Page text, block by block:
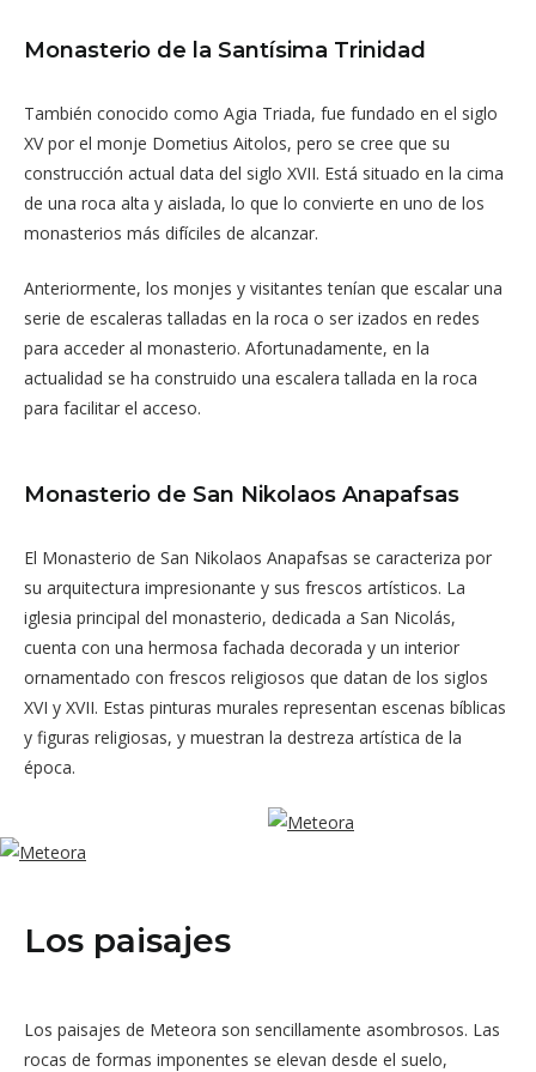
Monasterio de la Santísima Trinidad
También conocido como Agia Triada, fue fundado en el siglo
XV por el monje Dometius Aitolos, pero se cree que su
construcción actual data del siglo XVII. Está situado en la cima
de una roca alta y aislada, lo que lo convierte en uno de los
monasterios más difíciles de alcanzar.
Anteriormente, los monjes y visitantes tenían que escalar una
serie de escaleras talladas en la roca o ser izados en redes
para acceder al monasterio. Afortunadamente, en la
actualidad se ha construido una escalera tallada en la roca
para facilitar el acceso.
Monasterio de San Nikolaos Anapafsas
El Monasterio de San Nikolaos Anapafsas se caracteriza por
su arquitectura impresionante y sus frescos artísticos. La
iglesia principal del monasterio, dedicada a San Nicolás,
cuenta con una hermosa fachada decorada y un interior
ornamentado con frescos religiosos que datan de los siglos
XVI y XVII. Estas pinturas murales representan escenas bíblicas
y figuras religiosas, y muestran la destreza artística de la
época.
Los paisajes
Los paisajes de Meteora son sencillamente asombrosos. Las
rocas de formas imponentes se elevan desde el suelo,